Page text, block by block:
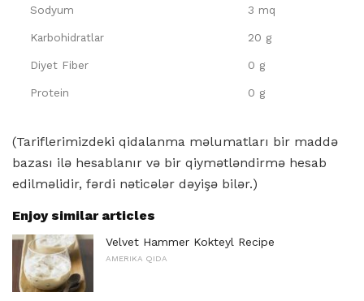
Sodyum 3 mq
Karbohidratlar 20 g
Diyet Fiber 0 g
Protein 0 g
(Tariflerimizdeki qidalanma məlumatları bir maddə
bazası ilə hesablanır və bir qiymətləndirmə hesab
edilməlidir, fərdi nəticələr dəyişə bilər.)
Enjoy similar articles
Velvet Hammer Kokteyl Recipe
AMERIKA QIDA